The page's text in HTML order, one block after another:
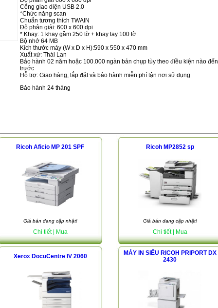
Cổng giao diện USB 2.0
*Chức năng scan
Chuẩn tương thích TWAIN
Độ phân giải: 600 x 600 dpi
* Khay: 1 khay gầm 250 tờ + khay tay 100 tờ
Bộ nhớ 64 MB
Kích thước máy (W x D x H):590 x 550 x 470 mm
Xuất xứ: Thái Lan
Bảo hành 02 năm hoặc 100.000 ngàn bản chụp tùy theo điều kiện nào đến
trước
Hỗ trợ: Giao hàng, lắp đặt và bảo hành miễn phí tận nơi sử dụng
Bảo hành 24 tháng
Ricoh Aficio MP 201 SPF
Giá bán đang cập nhật!
Chi tiết | Mua
Ricoh MP2852 sp
Giá bán đang cập nhật!
Chi tiết | Mua
Xerox DocuCentre IV 2060
MÁY IN SIÊU RICOH PRIPORT DX
2430